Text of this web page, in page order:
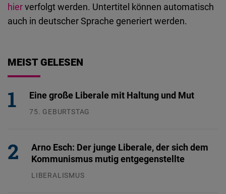
hierverfolgt werden. Untertitel können automatisch
auch in deutscher Sprache generiert werden.
MEIST GELESEN
Eine große Liberale mit Haltung und Mut
75. GEBURTSTAG
Arno Esch: Der junge Liberale, der sich dem
Kommunismus mutig entgegenstellte
LIBERALISMUS